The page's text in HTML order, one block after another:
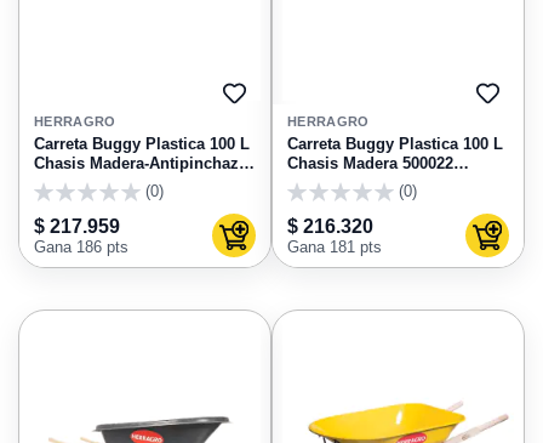
AGREGAR
FAVORITOS
HERRAGRO
Carreta Buggy Plastica 100 L
Chasis Madera-Antipinchazo
500021 Herragro(0)
$ 217.959
Gana 186 pts Agregar al carrito
HERRAGRO
Carreta Buggy Plastica 100 L
Chasis Madera 500022
Herragro
(0)
$ 216.320
Gana 181 pts